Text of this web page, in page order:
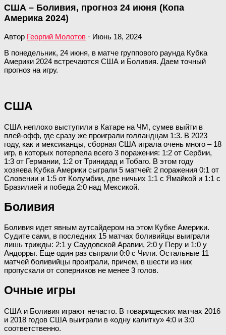
США – Боливия, прогноз 24 июня (Копа
Америка 2024)
Автор Георгий Молотов · Июнь 18, 2024
В понедельник, 24 июня, в матче группового раунда Кубка
Америки 2024 встречаются США и Боливия. Даем точный
прогноз на игру.
США
США неплохо выступили в Катаре на ЧМ, сумев выйти в
плей-офф, где сразу же проиграли голландцам 1:3. В 2023
году, как и мексиканцы, сборная США играла очень много – 18
игр, в которых потерпела всего 3 поражения: 1:2 от Сербии,
1:3 от Германии, 1:2 от Тринидад и Тобаго. В этом году
хозяева Кубка Америки сыграли 5 матчей: 2 поражения 0:1 от
Словении и 1:5 от Колумбии, две ничьих 1:1 с Ямайкой и 1:1 с
Бразилией и победа 2:0 над Мексикой.
Боливия
Боливия идет явным аутсайдером на этом Кубке Америки.
Судите сами, в последних 15 матчах боливийцы выиграли
лишь трижды: 2:1 у Саудовской Аравии, 2:0 у Перу и 1:0 у
Андорры. Еще один раз сыграли 0:0 с Чили. Остальные 11
матчей боливийцы проиграли, причем, в шести из них
пропускали от соперников не менее 3 голов.
Очные игры
США и Боливия играют нечасто. В товарищеских матчах 2016
и 2018 годов США выиграли в «одну калитку» 4:0 и 3:0
соответственно.